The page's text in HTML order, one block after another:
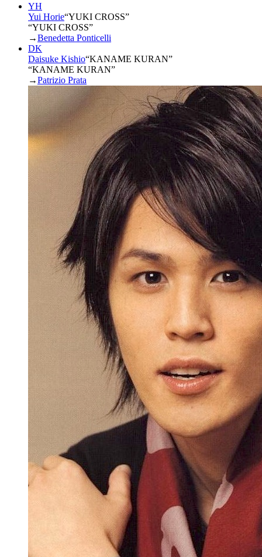
YH
Yui Horie“YUKI CROSS”
“YUKI CROSS”
→Benedetta Ponticelli
DK
Daisuke Kishio“KANAME KURAN”
“KANAME KURAN”
→Patrizio Prata